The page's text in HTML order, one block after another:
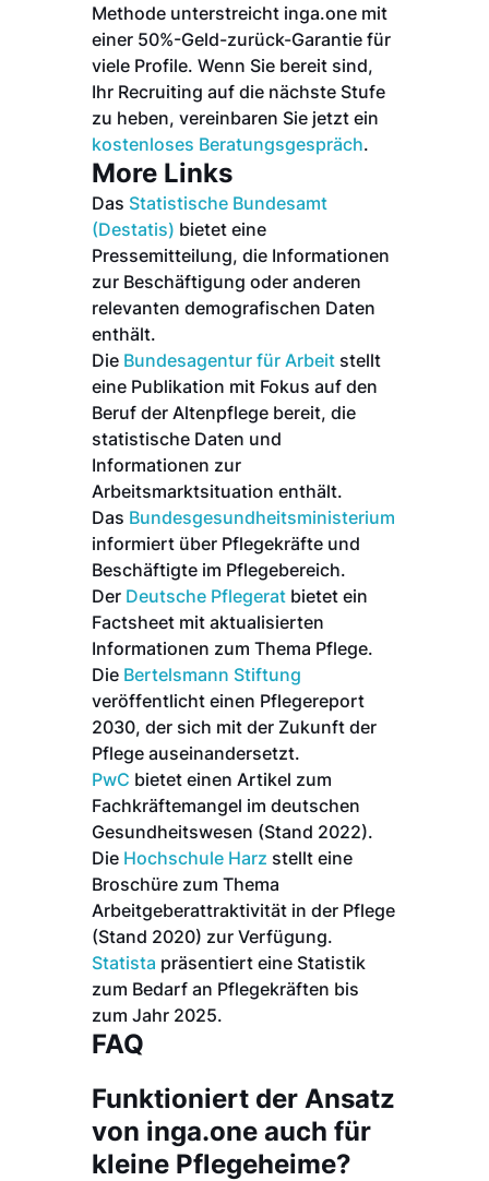
Methode unterstreicht inga.one mit
einer 50%-Geld-zurück-Garantie für
viele Profile. Wenn Sie bereit sind,
Ihr Recruiting auf die nächste Stufe
zu heben, vereinbaren Sie jetzt ein
kostenloses Beratungsgespräch.
More Links
Das Statistische Bundesamt
(Destatis) bietet eine
Pressemitteilung, die Informationen
zur Beschäftigung oder anderen
relevanten demografischen Daten
enthält.
Die Bundesagentur für Arbeit stellt
eine Publikation mit Fokus auf den
Beruf der Altenpflege bereit, die
statistische Daten und
Informationen zur
Arbeitsmarktsituation enthält.
Das Bundesgesundheitsministerium
informiert über Pflegekräfte und
Beschäftigte im Pflegebereich.
Der Deutsche Pflegerat bietet ein
Factsheet mit aktualisierten
Informationen zum Thema Pflege.
Die Bertelsmann Stiftung
veröffentlicht einen Pflegereport
2030, der sich mit der Zukunft der
Pflege auseinandersetzt.
PwC bietet einen Artikel zum
Fachkräftemangel im deutschen
Gesundheitswesen (Stand 2022).
Die Hochschule Harz stellt eine
Broschüre zum Thema
Arbeitgeberattraktivität in der Pflege
(Stand 2020) zur Verfügung.
Statista präsentiert eine Statistik
zum Bedarf an Pflegekräften bis
zum Jahr 2025.
FAQ
Funktioniert der Ansatz
von inga.one auch für
kleine Pflegeheime?